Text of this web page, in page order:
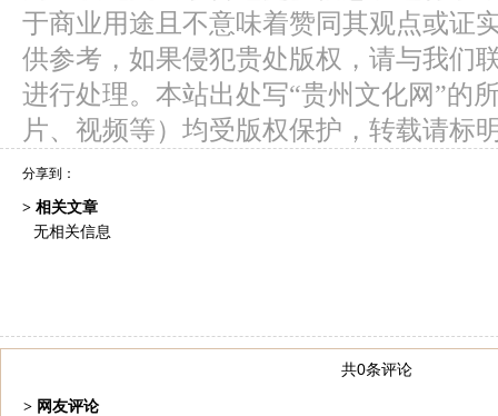
于商业用途且不意味着赞同其观点或证
供参考，如果侵犯贵处版权，请与我们
进行处理。本站出处写“贵州文化网”的
片、视频等）均受版权保护，转载请标
分享到：
> 相关文章
无相关信息
共0条评论
> 网友评论